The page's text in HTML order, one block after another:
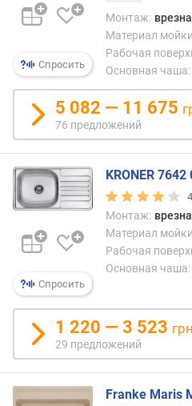
Спросить
Монтаж:
Материал
Рабочая
Основная чаша:
5 082 — 11 675
76 предложений
Спросить
KRONER
Монтаж:
Материал
Рабочая
Основная чаша:
1 220 — 3 523
29 предложений
Franke Maris